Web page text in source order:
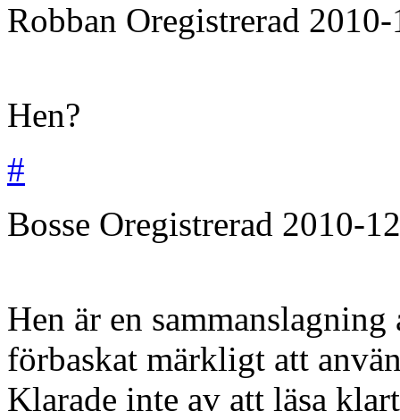
Robban Oregistrerad
Hen?
#
Bosse Oregistrerad 2010-
Hen är en
förbaskat märkligt att
Klarade inte av att läsa